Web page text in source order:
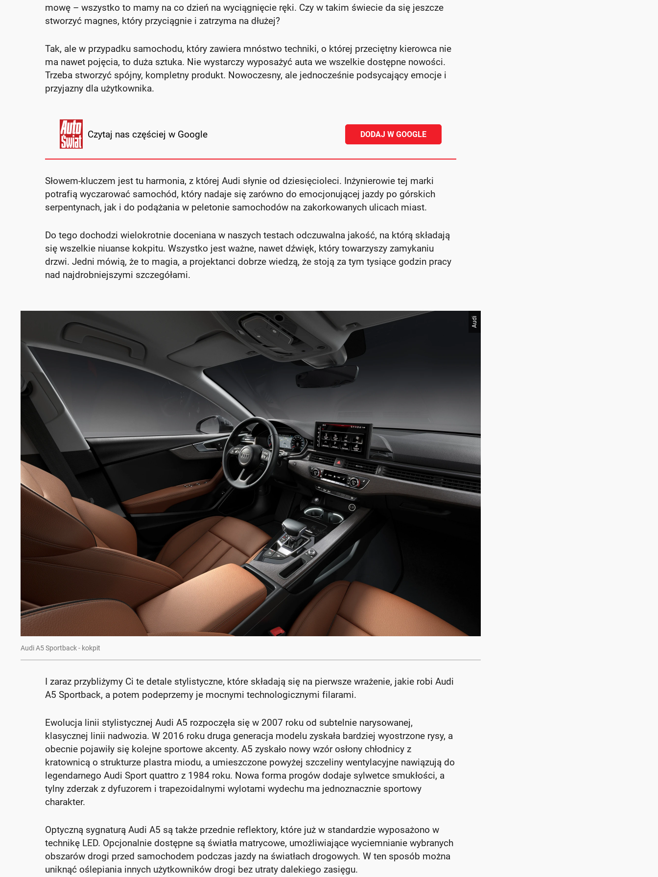
mowę – wszystko to mamy na co dzień na wyciągnięcie ręki. Czy w takim świecie da się jeszcze
stworzyć magnes, który przyciągnie i zatrzyma na dłużej?
Tak, ale w przypadku samochodu, który zawiera mnóstwo techniki, o której przeciętny kierowca nie
ma nawet pojęcia, to duża sztuka. Nie wystarczy wyposażyć auta we wszelkie dostępne nowości.
Trzeba stworzyć spójny, kompletny produkt. Nowoczesny, ale jednocześnie podsycający emocje i
przyjazny dla użytkownika.
Czytaj nas częściej w Google DODAJ W GOOGLE
Słowem-kluczem jest tu harmonia, z której Audi słynie od dziesięcioleci. Inżynierowie tej marki
potrafią wyczarować samochód, który nadaje się zarówno do emocjonującej jazdy po górskich
serpentynach, jak i do podążania w peletonie samochodów na zakorkowanych ulicach miast.
Do tego dochodzi wielokrotnie doceniana w naszych testach odczuwalna jakość, na którą składają
się wszelkie niuanse kokpitu. Wszystko jest ważne, nawet dźwięk, który towarzyszy zamykaniu
drzwi. Jedni mówią, że to magia, a projektanci dobrze wiedzą, że stoją za tym tysiące godzin pracy
nad najdrobniejszymi szczegółami.
Audi
Audi A5 Sportback - kokpit
I zaraz przybliżymy Ci te detale stylistyczne, które składają się na pierwsze wrażenie, jakie robi Audi
A5 Sportback, a potem podeprzemy je mocnymi technologicznymi filarami.
Ewolucja linii stylistycznej Audi A5 rozpoczęła się w 2007 roku od subtelnie narysowanej,
klasycznej linii nadwozia. W 2016 roku druga generacja modelu zyskała bardziej wyostrzone rysy, a
obecnie pojawiły się kolejne sportowe akcenty. A5 zyskało nowy wzór osłony chłodnicy z
kratownicą o strukturze plastra miodu, a umieszczone powyżej szczeliny wentylacyjne nawiązują do
legendarnego Audi Sport quattro z 1984 roku. Nowa forma progów dodaje sylwetce smukłości, a
tylny zderzak z dyfuzorem i trapezoidalnymi wylotami wydechu ma jednoznacznie sportowy
charakter.
Optyczną sygnaturą Audi A5 są także przednie reflektory, które już w standardzie wyposażono w
technikę LED. Opcjonalnie dostępne są światła matrycowe, umożliwiające wyciemnianie wybranych
obszarów drogi przed samochodem podczas jazdy na światłach drogowych. W ten sposób można
uniknąć oślepiania innych użytkowników drogi bez utraty dalekiego zasięgu.